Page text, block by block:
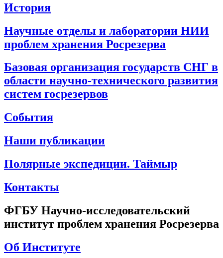
История
Научные отделы и лаборатории НИИ
проблем хранения Росрезерва
Базовая организация государств СНГ в
области научно-технического развития
систем госрезервов
События
Наши публикации
Полярные экспедиции. Таймыр
Контакты
ФГБУ Научно-исследовательский
институт проблем хранения Росрезерва
Об Институте